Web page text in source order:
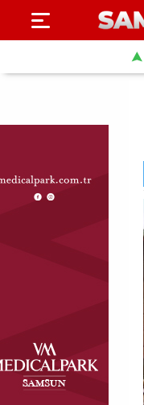
SAYFA
HABER
DÜNYA
MAGAZİN